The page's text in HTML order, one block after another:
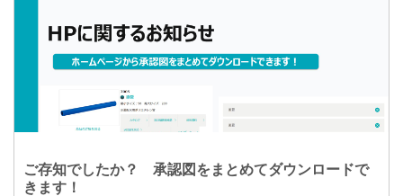
ご存知でしたか？ 承認図をまとめてダウンロードで
きます！